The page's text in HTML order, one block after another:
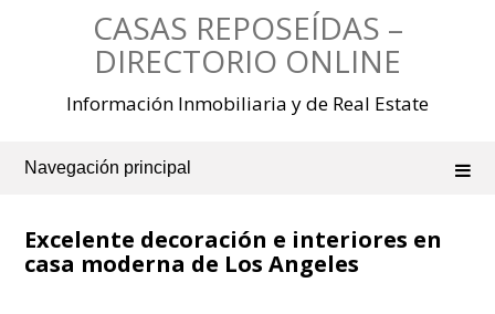
CASAS REPOSEÍDAS –
DIRECTORIO ONLINE
Información Inmobiliaria y de Real Estate
Navegación principal
Excelente decoración e interiores en
casa moderna de Los Angeles